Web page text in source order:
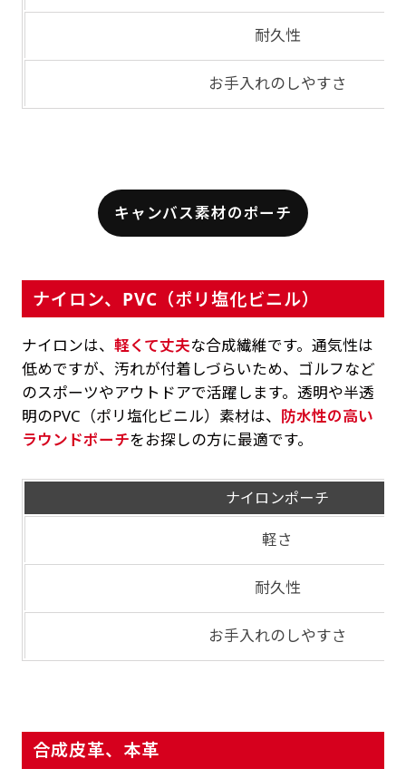
耐久性
お手入れのしやすさ
キャンバス素材のポーチ
ナイロン、PVC（ポリ塩化ビニル）
ナイロンは、 軽くて丈夫な合成繊維です。通気性は
低めですが、汚れが付着しづらいため、ゴルフなど
のスポーツやアウトドアで活躍します。透明や半透
明のPVC（ポリ塩化ビニル）素材は、 防水性の高い
ラウンドポーチをお探しの方に最適です。
ナイロンポーチ
軽さ
耐久性
お手入れのしやすさ
合成皮革、本革